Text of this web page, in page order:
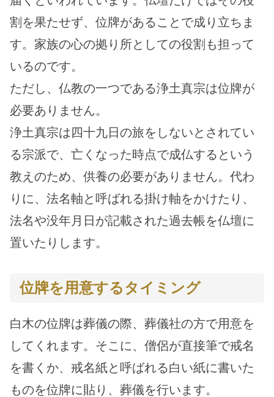
割を果たせず、位牌があることで成り立ちま
す。家族の心の拠り所としての役割も担って
いるのです。
ただし、仏教の一つである浄土真宗は位牌が
必要ありません。
浄土真宗は四十九日の旅をしないとされてい
る宗派で、亡くなった時点で成仏するという
教えのため、供養の必要がありません。代わ
りに、法名軸と呼ばれる掛け軸をかけたり、
法名や没年月日が記載された過去帳を仏壇に
置いたりします。
位牌を用意するタイミング
白木の位牌は葬儀の際、葬儀社の方で用意を
してくれます。そこに、僧侶が直接筆で戒名
を書くか、戒名紙と呼ばれる白い紙に書いた
ものを位牌に貼り、葬儀を行います。